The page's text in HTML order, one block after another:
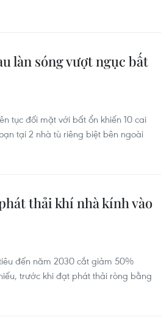
làn sóng vượt ngục bất
tục đối mặt với bất ổn khiến 10 cai
tại 2 nhà tù riêng biệt bên ngoài
thải khí nhà kính vào
đến năm 2030 cắt giảm 50%
trước khi đạt phát thải ròng bằng